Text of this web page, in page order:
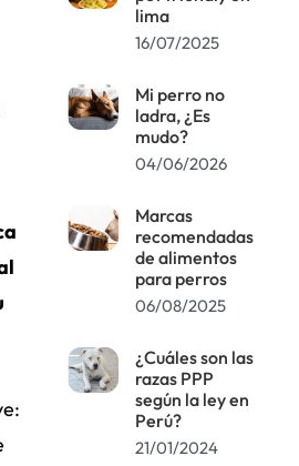
lima
16/07/2025
Mi perro no
ladra, ¿Es
mudo?
04/06/2026
Marcas
recomendadas
de alimentos
para perros
06/08/2025
¿Cuáles son las
razas PPP
según la ley en
Perú?
21/01/2024